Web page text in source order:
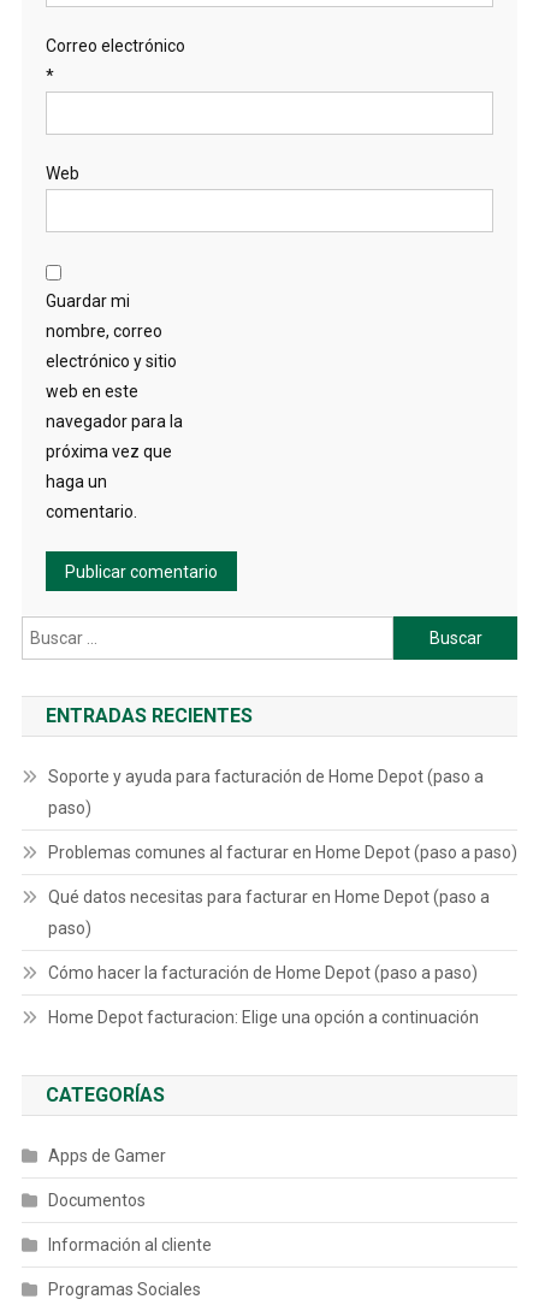
Correo electrónico
*
Web
Guardar mi
nombre, correo
electrónico y sitio
web en este
navegador para la
próxima vez que
haga un
comentario.
Buscar:
ENTRADAS RECIENTES
Soporte y ayuda para facturación de Home Depot (paso a
paso)
Problemas comunes al facturar en Home Depot (paso a paso)
Qué datos necesitas para facturar en Home Depot (paso a
paso)
Cómo hacer la facturación de Home Depot (paso a paso)
Home Depot facturacion: Elige una opción a continuación
CATEGORÍAS
Apps de Gamer
Documentos
Información al cliente
Programas Sociales